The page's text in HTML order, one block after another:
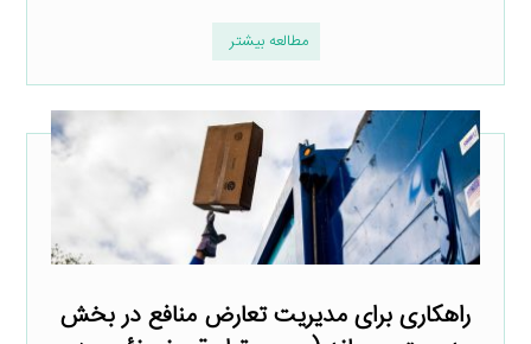
مطالعه بیشتر
راهکاری برای مدیریت تعارض منافع در بخش